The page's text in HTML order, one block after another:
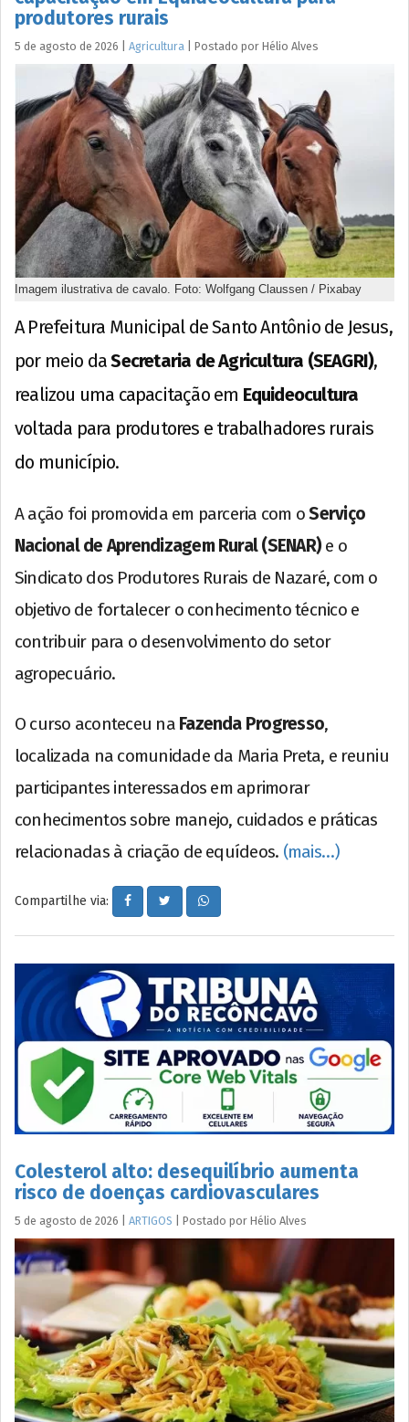
produtores rurais
5 de agosto de 2026 Agricultura Postado por Hélio Alves
Imagem ilustrativa de cavalo. Foto: Wolfgang Claussen / Pixabay
A Prefeitura Municipal de Santo Antônio de Jesus,
por meio daSecretaria de Agricultura (SEAGRI),
realizou uma capacitação em Equideocultura
voltada para produtores e trabalhadores rurais
do município.
A ação foi promovida em parceria com oServiço
Nacional de Aprendizagem Rural (SENAR) e o
Sindicato dos Produtores Rurais de Nazaré, com o
objetivo de fortalecer o conhecimento técnico e
contribuir para o desenvolvimento do setor
agropecuário.
O curso aconteceu na Fazenda Progresso,
localizada na comunidade da Maria Preta, e reuniu
participantes interessados em aprimorar
conhecimentos sobre manejo, cuidados e práticas
relacionadas à criação de equídeos. (mais…)
Compartilhe via:
Colesterol alto: desequilíbrio aumenta
risco de doenças cardiovasculares
5 de agosto de 2026 ARTIGOS Postado por Hélio Alves